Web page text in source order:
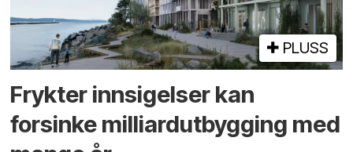
PLUSS
Frykter innsigelser kan
forsinke milliard­utbygging med